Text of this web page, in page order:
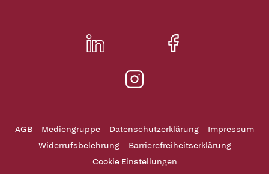
AGB Mediengruppe Datenschutzerklärung
Impressum
Widerrufsbelehrung
Barrierefreiheitserklärung
Cookie Einstellungen